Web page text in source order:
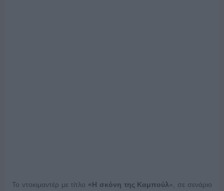
Το ντοκιμαντέρ με τίτλο «Η σκόνη της Καμπούλ», σε σενάριο